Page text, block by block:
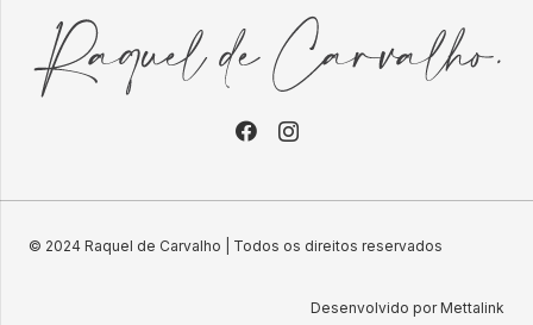
© 2024 Raquel de Carvalho | Todos os direitos reservados
Desenvolvido por Mettalink